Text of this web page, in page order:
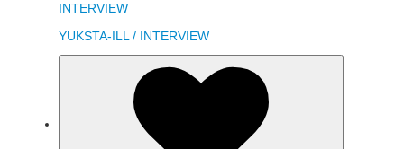
INTERVIEW
YUKSTA-ILL / INTERVIEW